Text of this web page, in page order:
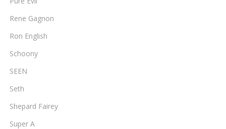
Rene Gagnon
Ron English
Schoony
SEEN
Seth
Shepard Fairey
Super A